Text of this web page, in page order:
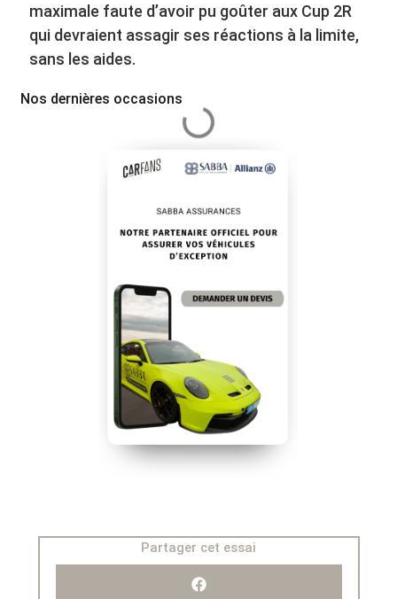
maximale faute d’avoir pu goûter aux Cup 2R
qui devraient assagir ses réactions à la limite,
sans les aides.
Nos dernières occasions
Partager cet essai